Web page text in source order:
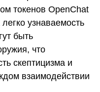
токенов OpenChat
узнаваемость
быть
что
скептицизма и
взаимодействии